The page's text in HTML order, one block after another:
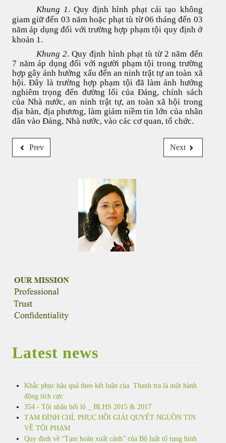
Khung 1. Quy định hình phạt cải tạo không
giam giữ đến 03 năm hoặc phạt tù từ 06 tháng đến 03
năm áp dụng đối với trường hợp phạm tội quy định ở
khoản 1.
Khung 2. Quy định hình phạt tù từ 2 năm đến
7 năm áp dụng đối với người phạm tội trong trường
hợp gây ảnh hưởng xấu đến an ninh trật tự an toàn xã
hội. Đây là trường hợp phạm tội đã làm ảnh hưởng
nghiêm trọng đến đường lối của Đảng, chính sách
của Nhà nước, an ninh trật tự, an toàn xã hội trong
địa bàn, địa phương, làm giảm niềm tin lớn của nhân
dân vào Đảng, Nhà nước, vào các cơ quan, tổ chức.
Prev Next
Latest news
Khắc phục hậu quả theo kết luận của Thanh tra là một hành
động tích cực
354 - Tội nhận hối lộ _ BLHS 2015 & 2017
TẠM ĐÌNH CHỈ, PHỤC HỒI GIẢI QUYẾT NGUỒN TIN
VỀ TỘI PHẠM
Quy định về “Tạm hoãn xuất cảnh” của Bộ luật tố tụng hình